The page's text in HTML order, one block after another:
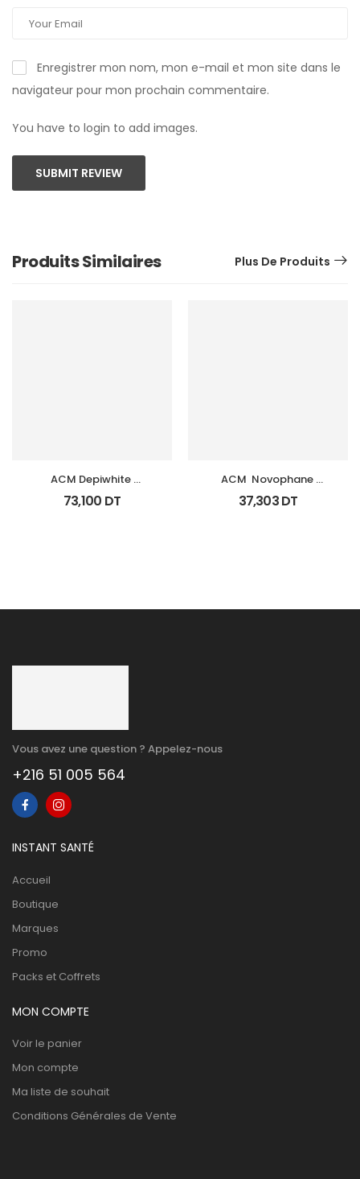
Enregistrer mon nom, mon e-mail et mon site dans le
navigateur pour mon prochain commentaire.
You have to login to add images.
SUBMIT REVIEW
Produits Similaires Plus De Produits
ACM Depiwhite
Advanced Creme
Depigmentant Tb 40Ml
73,100 DT
ACM  Novophane
Shampooing K Fl 125Ml
37,303DT
Vous avez une question ? Appelez-nous
+216 51 005 564
INSTANT SANTÉ
Accueil
Boutique
Marques
Promo
Packs et Coffrets
MON COMPTE
Voir le panier
Mon compte
Ma liste de souhait
Conditions Générales de Vente